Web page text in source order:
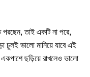
তাই একটি না পরে,
চুলই ভালো মানিয়ে যাবে এই
ছড়িয়ে রাখলেও ভালো